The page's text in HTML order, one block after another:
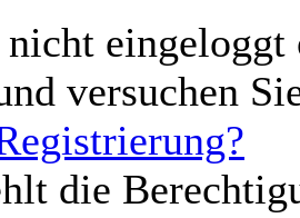
nicht
versuchen
die